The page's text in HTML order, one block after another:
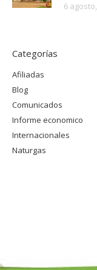
6
Categorías
Afiliadas
Blog
Comunicados
Informe economico
Internacionales
Naturgas